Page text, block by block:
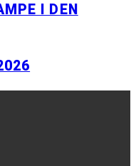
I DEN